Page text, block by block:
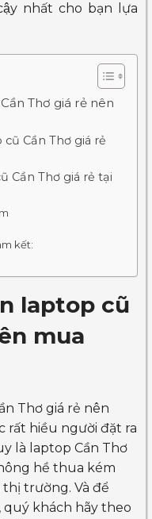
nhất cho bạn lựa
Thơ giá rẻ nên
Cần Thơ giá rẻ
Cần Thơ giá rẻ tại
kết:
laptop cũ
mua
Thơ giá rẻ nên
rất hiều người đặt ra
là laptop Cần Thơ
hề thua kém
trường. Và để
khách hãy theo